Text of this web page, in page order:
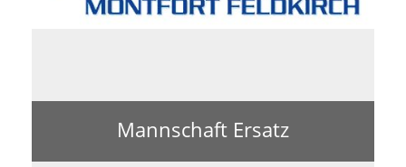
Mannschaft Ersatz